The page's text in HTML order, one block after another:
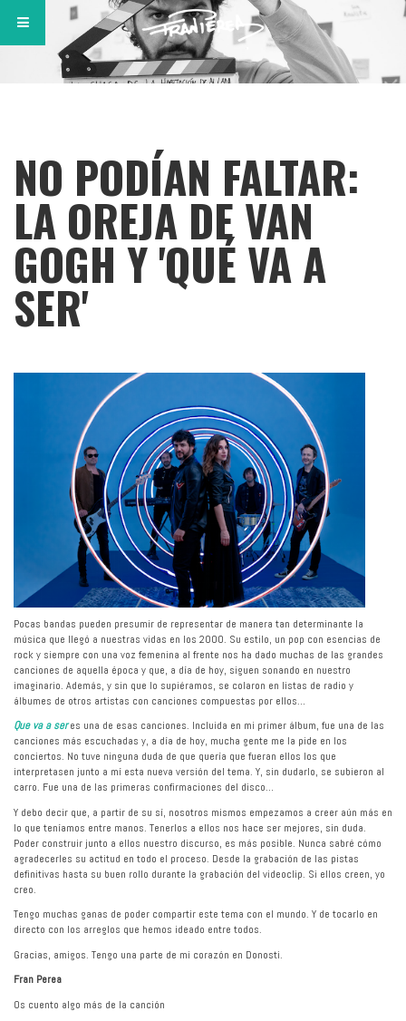
NO PODÍAN FALTAR:
LA OREJA DE VAN
GOGH Y 'QUÉ VA A
SER'
Pocas bandas pueden presumir de representar de manera tan determinante la
música que llegó a nuestras vidas en los 2000. Su estilo, un pop con esencias de
rock y siempre con una voz femenina al frente nos ha dado muchas de las grandes
canciones de aquella época y que, a día de hoy, siguen sonando en nuestro
imaginario. Además, y sin que lo supiéramos, se colaron en listas de radio y
álbumes de otros artistas con canciones compuestas por ellos…
Que va a ser es una de esas canciones. Incluida en mi primer álbum, fue una de las
canciones más escuchadas y, a día de hoy, mucha gente me la pide en los
conciertos. No tuve ninguna duda de que quería que fueran ellos los que
interpretasen junto a mí esta nueva versión del tema. Y, sin dudarlo, se subieron al
carro. Fue una de las primeras confirmaciones del disco…
Y debo decir que, a partir de su sí, nosotros mismos empezamos a creer aún más en
lo que teníamos entre manos. Tenerlos a ellos nos hace ser mejores, sin duda.
Poder construir junto a ellos nuestro discurso, es más posible. Nunca sabré cómo
agradecerles su actitud en todo el proceso. Desde la grabación de las pistas
definitivas hasta su buen rollo durante la grabación del videoclip. Si ellos creen, yo
creo.
Tengo muchas ganas de poder compartir este tema con el mundo. Y de tocarlo en
directo con los arreglos que hemos ideado entre todos.
Gracias, amigos. Tengo una parte de mi corazón en Donosti.
Fran Perea
Os cuento algo más de la canción